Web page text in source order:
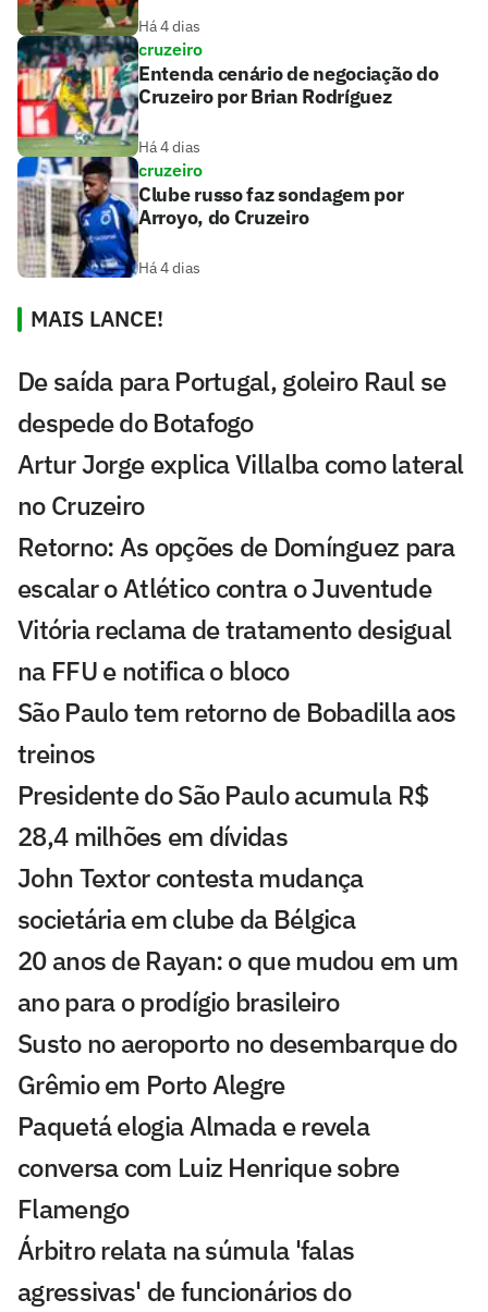
Há 4 dias
cruzeiro
Entenda cenário de negociação do
Cruzeiro por Brian Rodríguez
Há 4 dias
cruzeiro
Clube russo faz sondagem por
Arroyo, do Cruzeiro
Há 4 dias
MAIS LANCE!
De saída para Portugal, goleiro Raul se
despede do Botafogo
Artur Jorge explica Villalba como lateral
no Cruzeiro
Retorno: As opções de Domínguez para
escalar o Atlético contra o Juventude
Vitória reclama de tratamento desigual
na FFU e notifica o bloco
São Paulo tem retorno de Bobadilla aos
treinos
Presidente do São Paulo acumula R$
28,4 milhões em dívidas
John Textor contesta mudança
societária em clube da Bélgica
20 anos de Rayan: o que mudou em um
ano para o prodígio brasileiro
Susto no aeroporto no desembarque do
Grêmio em Porto Alegre
Paquetá elogia Almada e revela
conversa com Luiz Henrique sobre
Flamengo
Árbitro relata na súmula 'falas
agressivas' de funcionários do